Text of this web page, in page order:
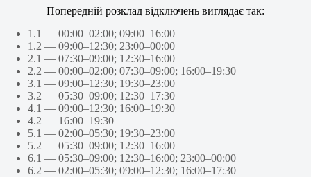
Попередній розклад відключень виглядає так:
1.1 — 00:00–02:00; 09:00–16:00
1.2 — 09:00–12:30; 23:00–00:00
2.1 — 07:30–09:00; 12:30–16:00
2.2 — 00:00–02:00; 07:30–09:00; 16:00–19:30
3.1 — 09:00–12:30; 19:30–23:00
3.2 — 05:30–09:00; 12:30–17:30
4.1 — 09:00–12:30; 16:00–19:30
4.2 — 16:00–19:30
5.1 — 02:00–05:30; 19:30–23:00
5.2 — 05:30–09:00; 12:30–16:00
6.1 — 05:30–09:00; 12:30–16:00; 23:00–00:00
6.2 — 02:00–05:30; 09:00–12:30; 16:00–17:30